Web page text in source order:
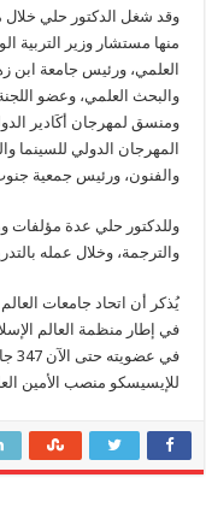
وقد شغل الدكتور حلي خلال
منها مستشار وزير التربية
العلمي، ورئيس جامعة ابن
والبحث العلمي، وعضو
ومنسق لمهرجان أكَادير
المهرجان الدولي للسينما
والفنون، ورئيس جمعية
وللدكتور حلي عدة مؤلفات
والترجمة، وخلال عمله بالتدريس
في إطار منظمة العالم
في
للإيسيسكو منصب الأمين